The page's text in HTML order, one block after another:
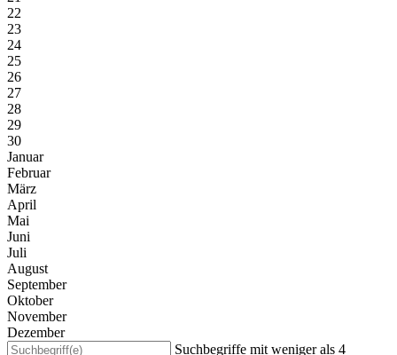
22
23
24
25
26
27
28
29
30
Januar
Februar
März
April
Mai
Juni
Juli
August
September
Oktober
November
Dezember
Suchbegriffe mit weniger als 4